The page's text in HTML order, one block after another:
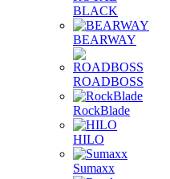
BLACK
BEARWAY
ROADBOSS
RockBlade
HILO
Sumaxx